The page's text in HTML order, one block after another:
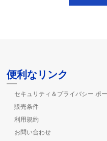
便利なリンク
セキュリティ＆プライバシー ポ
販売条件
利用規約
お問い合わせ